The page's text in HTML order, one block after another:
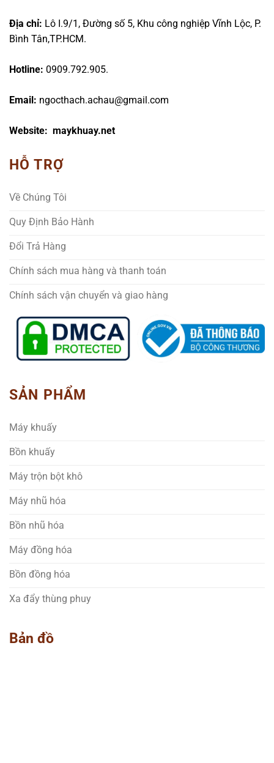
Địa chỉ: Lô I.9/1, Đường số 5, Khu công nghiệp Vĩnh Lộc, P.
Bình Tân,TP.HCM.
Hotline: 0909.792.905.
Email: ngocthach.achau@gmail.com
Website: maykhuay.net
HỖ TRỢ
Về Chúng Tôi
Quy Định Bảo Hành
Đổi Trả Hàng
Chính sách mua hàng và thanh toán
Chính sách vận chuyển và giao hàng
SẢN PHẨM
Máy khuấy
Bồn khuấy
Máy trộn bột khô
Máy nhũ hóa
Bồn nhũ hóa
Máy đồng hóa
Bồn đồng hóa
Xa đẩy thùng phuy
Bản đồ